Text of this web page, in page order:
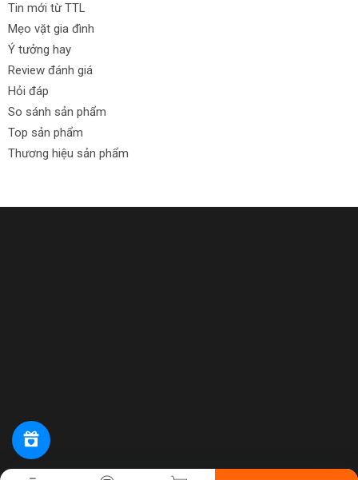
Tin mới từ TTL
Mẹo vặt gia đình
Ý tưởng hay
Review đánh giá
Hỏi đáp
So sánh sản phẩm
Top sản phẩm
Thương hiệu sản phẩm